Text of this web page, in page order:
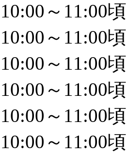
～11:00頃
～11:00頃
～11:00頃
～11:00頃
～11:00頃
～11:00頃